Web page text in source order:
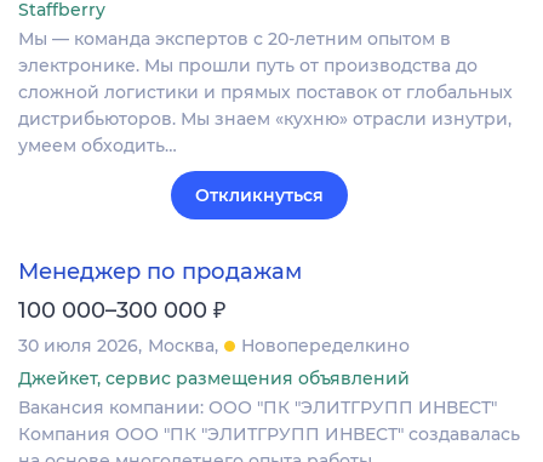
Staffberry
Мы — команда экспертов с 20-летним опытом в
электронике. Мы прошли путь от производства до
сложной логистики и прямых поставок от глобальных
дистрибьюторов. Мы знаем «кухню» отрасли изнутри,
умеем обходить…
Откликнуться
Менеджер по продажам
100 000–300 000 ₽
30 июля 2026 Москва
Новопеределкино
Джейкет, сервис размещения объявлений
Вакансия компании: ООО "ПК "ЭЛИТГРУПП ИНВЕСТ"
Компания ООО "ПК "ЭЛИТГРУПП ИНВЕСТ" создавалась